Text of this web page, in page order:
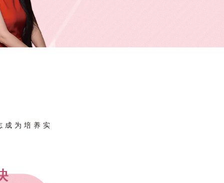
成为培养实